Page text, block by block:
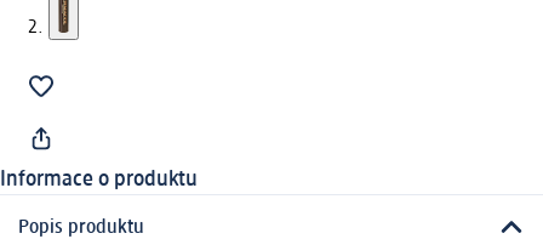
Informace o produktu
Popis produktu